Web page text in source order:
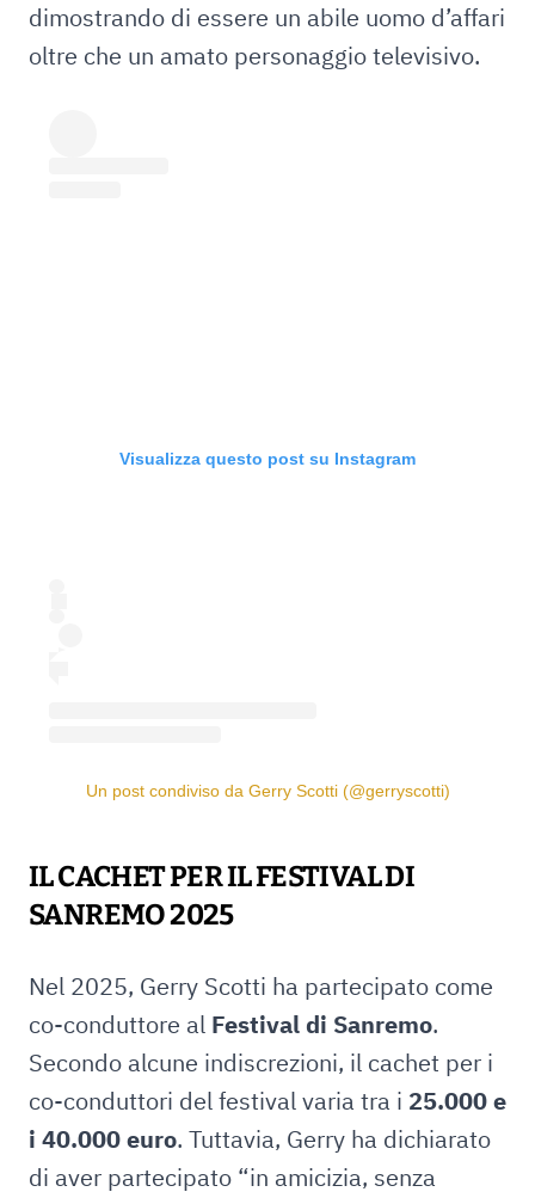
dimostrando di essere un abile uomo d’affari
oltre che un amato personaggio televisivo.
Visualizza questo post su Instagram
Un post condiviso da Gerry Scotti (@gerryscotti)
IL CACHET PER IL FESTIVAL DI
SANREMO 2025
Nel 2025, Gerry Scotti ha partecipato come
co-conduttore al Festival di Sanremo.
Secondo alcune indiscrezioni, il cachet per i
co-conduttori del festival varia tra i 25.000 e
i 40.000 euro. Tuttavia, Gerry ha dichiarato
di aver partecipato “in amicizia, senza